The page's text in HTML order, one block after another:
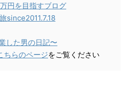
円を目指すブログ
since2011.7.18
した男の日記〜
ちらのページをご覧ください